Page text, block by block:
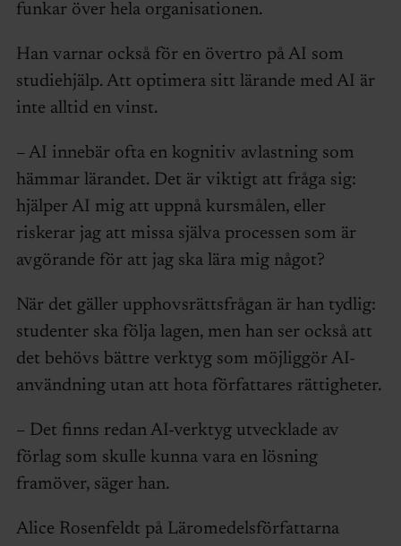
funkar över hela organisationen.
Han varnar också för en övertro på AI som
studiehjälp. Att optimera sitt lärande med AI är
inte alltid en vinst.
– AI innebär ofta en kognitiv avlastning som
hämmar lärandet. Det är viktigt att fråga sig:
hjälper AI mig att uppnå kursmålen, eller
riskerar jag att missa själva processen som är
avgörande för att jag ska lära mig något?
När det gäller upphovsrättsfrågan är han tydlig:
studenter ska följa lagen, men han ser också att
det behövs bättre verktyg som möjliggör AI-
användning utan att hota författares rättigheter.
– Det finns redan AI-verktyg utvecklade av
förlag som skulle kunna vara en lösning
framöver, säger han.
Alice Rosenfeldt på Läromedelsförfattarna